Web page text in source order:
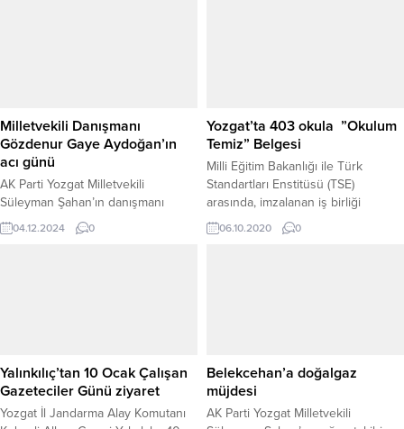
sosyal ağ sağlayıcıları, 15 yaşını
doldurmamış kullanıcılara hizmet
sunamayacak. Platformlar ayrıca...
Milletvekili Danışmanı
Gözdenur Gaye Aydoğan’ın
acı günü
AK Parti Yozgat Milletvekili
Süleyman Şahan’ın danışmanı
Gözdenur Gaye Aydoğan,
hayatındaki en büyük acılardan
ardından kılınacak cenaze namazı
sonrası Karşıyaka mezarlığında
toprağa verilecek. Merhum Mehmet
Yaşar Aydoğan,...
04.12.2024 0
Yozgat’ta 403 okula ”Okulum
Temiz” Belgesi
Milli Eğitim Bakanlığı ile Türk
Standartları Enstitüsü (TSE)
arasında, imzalanan iş birliği
protokolü kapsamında Yozgat İl
genelinde 403 okula “okulumuz
06.10.2020 0
Yalınkılıç’tan 10 Ocak Çalışan
Gazeteciler Günü ziyaret
Yozgat İl Jandarma Alay Komutanı
Belekcehan’a doğalgaz
müjdesi
AK Parti Yozgat Milletvekili